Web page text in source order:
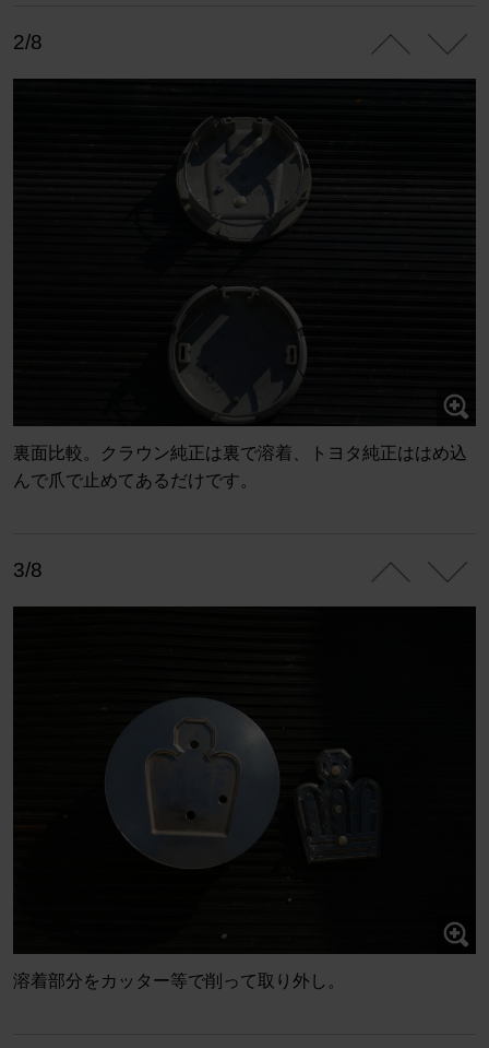
2/8
裏面比較。クラウン純正は裏で溶着、トヨタ純正ははめ込
んで爪で止めてあるだけです。
3/8
溶着部分をカッター等で削って取り外し。